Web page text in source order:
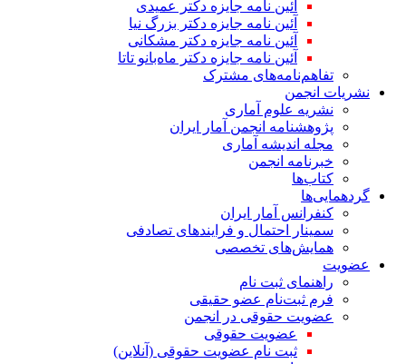
آئین نامه جایزه دکتر عمیدی
آئین نامه جایزه دکتر بزرگ نیا
آئین نامه جایزه دکتر مشکانی
آئین نامه جایزه دکتر ماه‌بانو تاتا
تفاهم‌نامه‌های مشترک
نشریات انجمن
نشریه علوم آماری
پژوهشنامه انجمن آمار ایران
مجله اندیشه آماری
خبرنامه انجمن
کتاب‌ها
گردهمایی‌ها
کنفرانس آمار ایران
سمینار احتمال و فرایندهای تصادفی
همایش‌های تخصصی
عضویت
راهنمای ثبت نام
فرم ثبت‌نام عضو حقیقی
عضویت حقوقی در انجمن
عضویت حقوقی
ثبت نام عضویت حقوقی (آنلاین)